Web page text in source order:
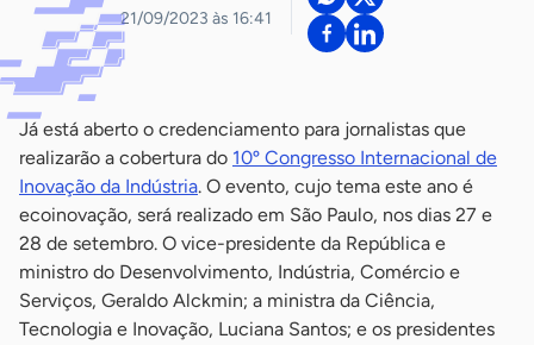
21/09/2023 às 16:41
Já está aberto o credenciamento para jornalistas que
realizarão a cobertura do 10º Congresso Internacional de
Inovação da Indústria. O evento, cujo tema este ano é
ecoinovação, será realizado em São Paulo, nos dias 27 e
28 de setembro. O vice-presidente da República e
ministro do Desenvolvimento, Indústria, Comércio e
Serviços, Geraldo Alckmin; a ministra da Ciência,
Tecnologia e Inovação, Luciana Santos; e os presidentes